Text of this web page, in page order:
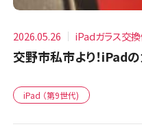
2026.05.26 iPadガラス交
交野市私市より！iPad
iPad （第9世代)